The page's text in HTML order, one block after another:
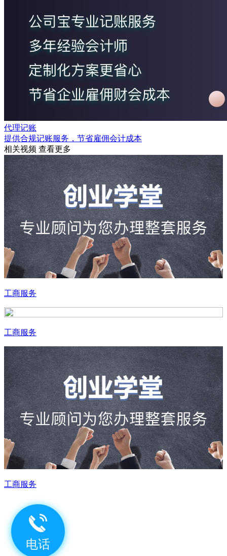
代理记账
提供合规记账服务，节省雇佣会计成本
相关视频 查看更多
工商服务
工商服务
工商服务